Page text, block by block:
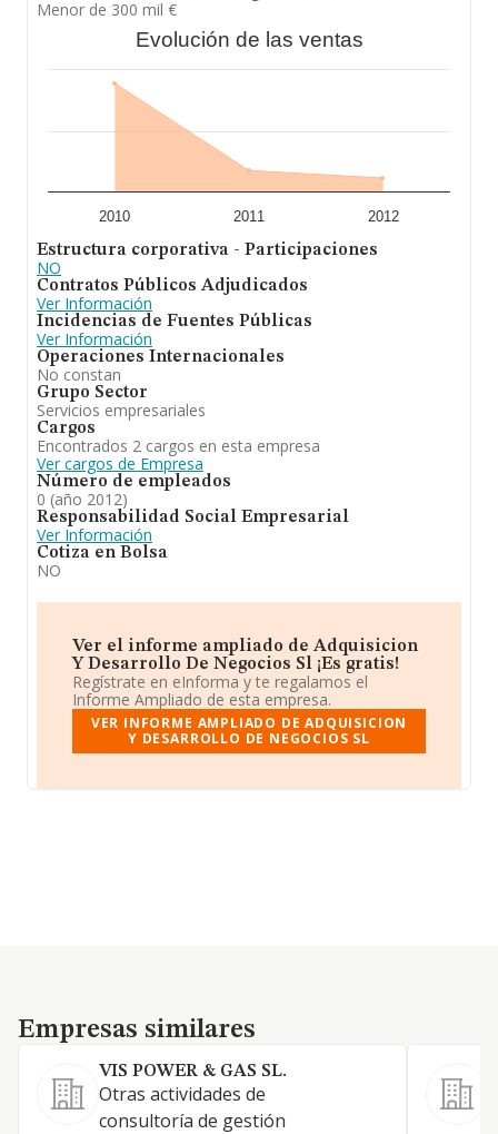
Menor de 300 mil €
Evolución de las ventas
2010 2011 2012
Estructura corporativa - Participaciones
NO
Contratos Públicos Adjudicados
Ver Información
Incidencias de Fuentes Públicas
Ver Información
Operaciones Internacionales
No constan
Grupo Sector
Servicios empresariales
Cargos
Encontrados 2 cargos en esta empresa
Ver cargos de Empresa
Número de empleados
0 (año 2012)
Responsabilidad Social Empresarial
Ver Información
Cotiza en Bolsa
NO
Ver el informe ampliado de Adquisicion
Y Desarrollo De Negocios Sl ¡Es gratis!
Regístrate en eInforma y te regalamos el
Informe Ampliado de esta empresa.
VER INFORME AMPLIADO DE ADQUISICION
Y DESARROLLO DE NEGOCIOS SL
Empresas similares
Empresas similares
VIS POWER & GAS SL.
Otras actividades de
consultoría de gestión